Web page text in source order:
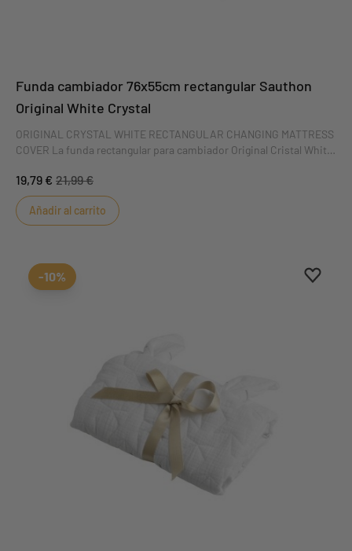
Funda cambiador 76x55cm rectangular Sauthon
Original White Crystal
ORIGINAL CRYSTAL WHITE RECTANGULAR CHANGING MATTRESS
COVER La funda rectangular para cambiador Original Cristal White
a tu bebé sea un placer. Esta funda de colchón es perfecta para el
cambiador BAMBIN. DIMENSIONES : 80 x 60 x 2 cm
19,79 € 21,99 €
Añadir al carrito
borrar
-10%